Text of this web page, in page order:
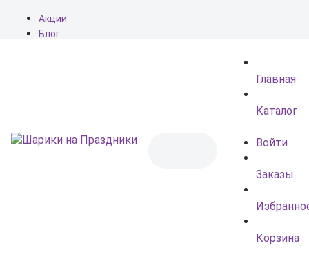
Акции
Блог
Главная
Каталог
Войти
Заказы
Корзина